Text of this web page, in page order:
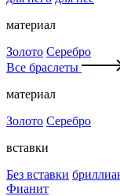
материал
Золото Серебро
Все браслеты
материал
Золото Серебро
вставки
Без вставки
Фианит